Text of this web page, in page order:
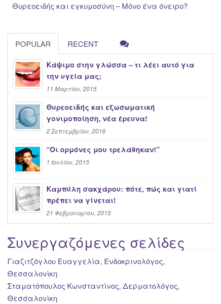
Θυρεοειδής και εγκυμοσύνη – Μόνο ένα όνειρο?
POPULAR RECENT
Κάψιμο στην γλώσσα – τι λέει αυτό για
την υγεία μας;
11 Μαρτίου, 2015
Θυρεοειδής και εξωσωματική
γονιμοποίηση, νέα έρευνα!
2 Σεπτεμβρίου, 2016
“Oι ορμόνες μου τρελάθηκαν!”
1 Ιουλίου, 2015
Καμπύλη σακχάρου: πότε, πώς και γιατί
πρέπει να γίνεται!
21 Φεβρουαρίου, 2015
Συνεργαζόμενες σελίδες
Γιαζιτζόγλου Ευαγγελία, Ενδοκρινολόγος,
Θεσσαλονίκη
Σταματόπουλος Κωνσταντίνος, Δερματολόγος,
Θεσσαλονίκη